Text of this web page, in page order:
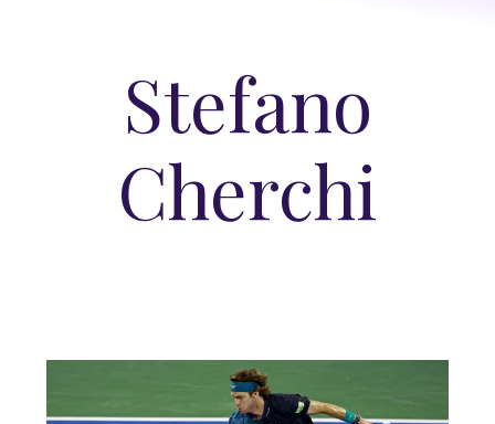
Stefano
Cherchi